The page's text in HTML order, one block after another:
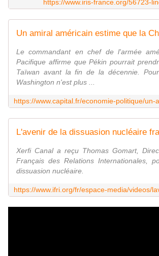
https://www.iris-france.org/56723-
Le commandant en chef de l'armée
Pacifique affirme que Pékin pourrait
Taïwan avant la fin de la décennie.
Washington n'est plus ...
L'avenir de la dissuasion nucléaire
Xerfi Canal a reçu Thomas Gomart,
Français des Relations Internationales,
dissuasion nucléaire.